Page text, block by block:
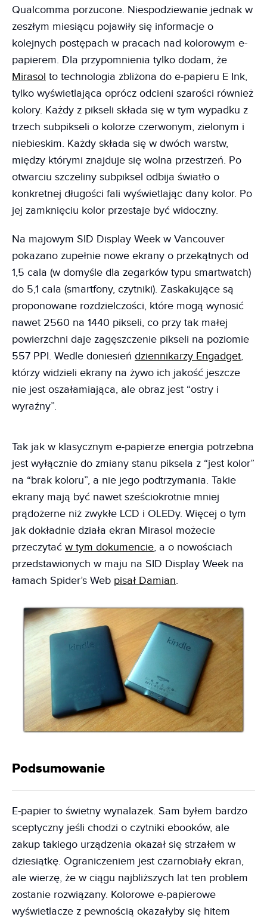
Qualcomma porzucone. Niespodziewanie jednak w
zeszłym miesiącu pojawiły się informacje o
kolejnych postępach w pracach nad kolorowym e-
papierem. Dla przypomnienia tylko dodam, że
Mirasol to technologia zbliżona do e-papieru E Ink,
tylko wyświetlająca oprócz odcieni szarości również
kolory. Każdy z pikseli składa się w tym wypadku z
trzech subpikseli o kolorze czerwonym, zielonym i
niebieskim. Każdy składa się w dwóch warstw,
między którymi znajduje się wolna przestrzeń. Po
otwarciu szczeliny subpiksel odbija światło o
konkretnej długości fali wyświetlając dany kolor. Po
jej zamknięciu kolor przestaje być widoczny.
Na majowym SID Display Week w Vancouver
pokazano zupełnie nowe ekrany o przekątnych od
1,5 cala (w domyśle dla zegarków typu smartwatch)
do 5,1 cala (smartfony, czytniki). Zaskakujące są
proponowane rozdzielczości, które mogą wynosić
nawet 2560 na 1440 pikseli, co przy tak małej
powierzchni daje zagęszczenie pikseli na poziomie
557 PPI. Wedle doniesień dziennikarzy Engadget,
którzy widzieli ekrany na żywo ich jakość jeszcze
nie jest oszałamiająca, ale obraz jest “ostry i
wyraźny”.
Tak jak w klasycznym e-papierze energia potrzebna
jest wyłącznie do zmiany stanu piksela z “jest kolor”
na “brak koloru”, a nie jego podtrzymania. Takie
ekrany mają być nawet sześciokrotnie mniej
prądożerne niż zwykłe LCD i OLEDy. Więcej o tym
jak dokładnie działa ekran Mirasol możecie
przeczytać w tym dokumencie, a o nowościach
przedstawionych w maju na SID Display Week na
łamach Spider’s Web pisał Damian.
Podsumowanie
E-papier to świetny wynalazek. Sam byłem bardzo
sceptyczny jeśli chodzi o czytniki ebooków, ale
zakup takiego urządzenia okazał się strzałem w
dziesiątkę. Ograniczeniem jest czarnobiały ekran,
ale wierzę, że w ciągu najbliższych lat ten problem
zostanie rozwiązany. Kolorowe e-papierowe
wyświetlacze z pewnością okazałyby się hitem